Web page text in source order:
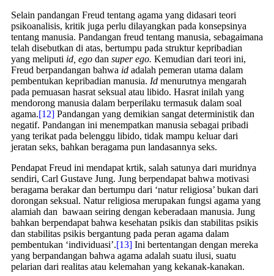
Selain pandangan Freud tentang agama yang didasari teori
psikoanalisis, kritik juga perlu dilayangkan pada konsepsinya
tentang manusia. Pandangan freud tentang manusia, sebagaimana
telah disebutkan di atas, bertumpu pada struktur kepribadian
yang meliputi id, ego dan super ego. Kemudian dari teori ini,
Freud berpandangan bahwa id adalah pemeran utama dalam
pembentukan kepribadian manusia. Id menurutnya mengarah
pada pemuasan hasrat seksual atau libido. Hasrat inilah yang
mendorong manusia dalam berperilaku termasuk dalam soal
agama.[12] Pandangan yang demikian sangat deterministik dan
negatif. Pandangan ini menempatkan manusia sebagai pribadi
yang terikat pada belenggu libido, tidak mampu keluar dari
jeratan seks, bahkan beragama pun landasannya seks.
Pendapat Freud ini mendapat krtik, salah satunya dari muridnya
sendiri, Carl Gustave Jung. Jung berpendapat bahwa motivasi
beragama berakar dan bertumpu dari ‘natur religiosa’ bukan dari
dorongan seksual. Natur religiosa merupakan fungsi agama yang
alamiah dan bawaan seiring dengan keberadaan manusia. Jung
bahkan berpendapat bahwa kesehatan psikis dan stabilitas psikis
dan stabilitas psikis bergantung pada peran agama dalam
pembentukan ‘individuasi’.[13] Ini bertentangan dengan mereka
yang berpandangan bahwa agama adalah suatu ilusi, suatu
pelarian dari realitas atau kelemahan yang kekanak-kanakan.